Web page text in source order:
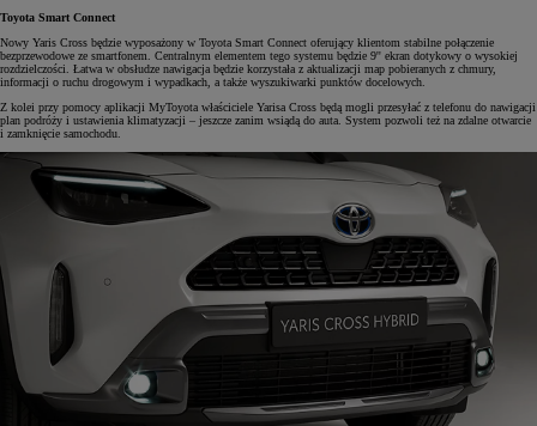
Toyota Smart Connect
Nowy Yaris Cross będzie wyposażony w Toyota Smart Connect oferujący klientom stabilne połączenie
bezprzewodowe ze smartfonem. Centralnym elementem tego systemu będzie 9'' ekran dotykowy o wysokiej
rozdzielczości. Łatwa w obsłudze nawigacja będzie korzystała z aktualizacji map pobieranych z chmury,
informacji o ruchu drogowym i wypadkach, a także wyszukiwarki punktów docelowych.
Z kolei przy pomocy aplikacji MyToyota właściciele Yarisa Cross będą mogli przesyłać z telefonu do nawigacji
plan podróży i ustawienia klimatyzacji – jeszcze zanim wsiądą do auta. System pozwoli też na zdalne otwarcie
i zamknięcie samochodu.